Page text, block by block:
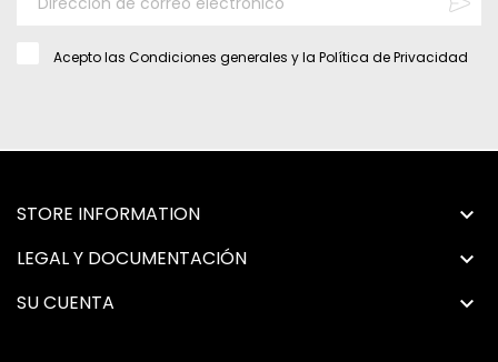
Acepto las Condiciones generales y la Política de Privacidad
STORE INFORMATION 
LEGAL Y DOCUMENTACIÓN 
SU CUENTA 